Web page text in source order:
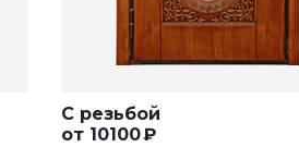
С резьбой
от 10100₽